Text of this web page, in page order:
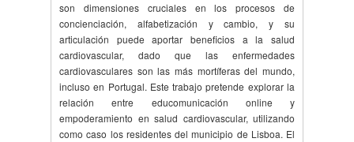
son dimensiones cruciales en los procesos de
concienciación, alfabetización y cambio, y su
articulación puede aportar beneficios a la salud
cardiovascular, dado que las enfermedades
cardiovasculares son las más mortíferas del mundo,
incluso en Portugal. Este trabajo pretende explorar la
relación entre educomunicación online y
empoderamiento en salud cardiovascular, utilizando
como caso los residentes del municipio de Lisboa. El